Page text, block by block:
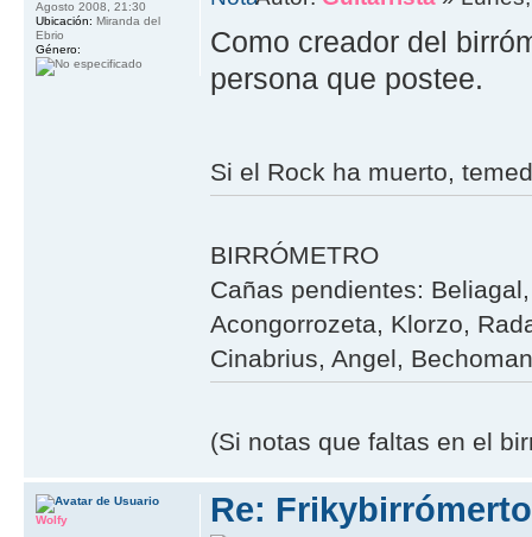
Como creador del
persona que postee.
Si el Rock ha muerto,
BIRRÓMETRO
Cañas pendientes:
Acongorrozeta, Klorzo,
Cinabrius, Angel,
(Si notas que faltas en el
Agosto 2008, 21:30
Ubicación: Miranda del
Ebrio
Género:
Re:
Wolfy